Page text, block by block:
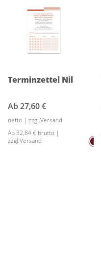
Terminzettel Nil
Ab 27,60 €
netto | zzgl.Versand
Ab 32,84 € brutto |
zzgl.Versand